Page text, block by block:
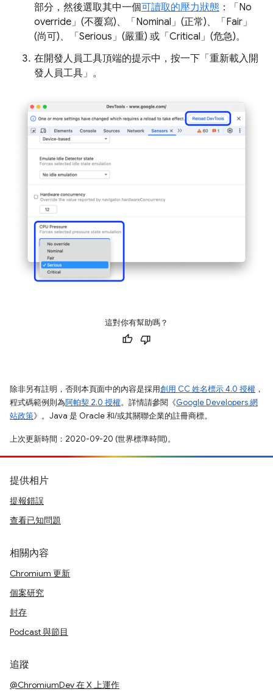
部分，然後選取其中一個可讀取的壓力狀態 ：「No
override」(不覆寫)、「Nominal」(正常)、「Fair」
(尚可)、「Serious」(嚴重) 或「Critical」(危急)。
在開發人員工具頂端的提示中，按一下「重新載入開
發人員工具」 。
這對你有幫助嗎？
除非另有註明，否則本頁面中的內容是採用創用 CC 姓名標示 4.0 授權 ，
程式碼範例則為阿帕契 2.0 授權。詳情請參閱《Google Developers 網
站政策》。Java 是 Oracle 和/或其關聯企業的註冊商標。
上次更新時間：2020-09-20 (世界標準時間)。
提供相片
提報錯誤
查看已知問題
相關內容
Chromium 更新
個案研究
封存
Podcast 與節目
追蹤
@ChromiumDev 在 X 上運作